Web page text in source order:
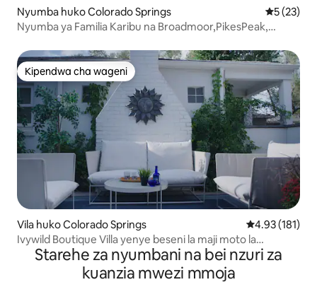
Nyumba huko Colorado Springs Ukadiriaji
5 (23)
Nyumba ya Familia Karibu na Broadmoor,PikesPeak,
Kipendwa cha wageni
Kipendwa cha wageni
Vila huko Colorado Springs Ukadiriaji wa
4.93 (181)
Ivywild Boutique Villa yenye beseni la maji moto la
kujitegemea
Starehe za nyumbani na bei nzuri za
kuanzia mwezi mmoja